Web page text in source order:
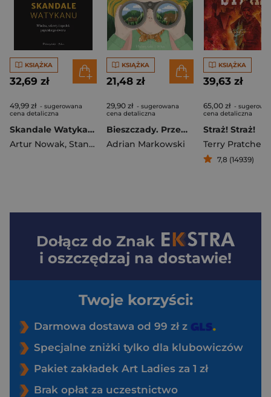
KSIĄŻKA
32,69 zł
49,99 zł - sugerowana
cena detaliczna
Skandale Watykanu. Władza, sekrety i upadek papieskiego dworu
Artur Nowak, Stanisław Obirek
KSIĄŻKA
21,48 zł
29,90 zł - sugerowana
cena detaliczna
Bieszczady. Przewodnik dla małych i dużych odkrywców
Adrian Markowski
KSIĄŻKA
39,63 zł
65,00 zł -
cena detaliczna
Straż! Straż!
Terry Pratchett
7,8 (14939)
Dołącz do Znak
i oszczędzaj na dostawie!
Twoje korzyści:
Darmowa dostawa od 99 zł z
Specjalne zniżki tylko dla klubowiczów
Pakiet zakładek Art Ladies za 1 zł
Brak opłat za uczestnictwo